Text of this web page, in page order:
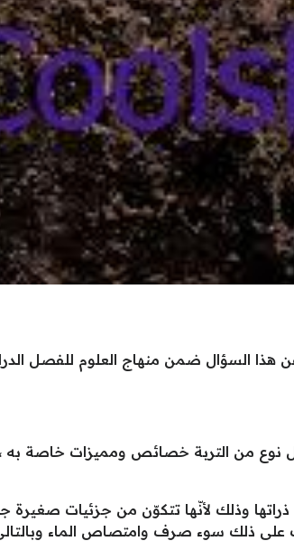
عن هذا السؤال ضمن منهاج العلوم للفصل
نوع من التربة خصائص ومميزات خاصة
ذراتها وذلك لأنّها تتكوّن من جزئيات صغيرة
على ذلك سوء صرف وامتصاص الماء